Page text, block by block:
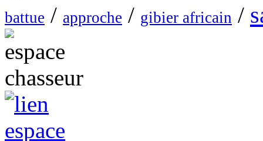
battue / approche / gibier africain /